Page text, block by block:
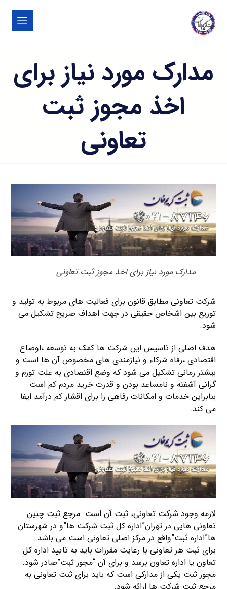
مدارک مورد نیاز برای
اخذ مجوز ثبت
تعاونی
مدارک مورد نیاز برای اخذ مجوز ثبت تعاونی
شرکت تعاونی مطابق قانون برای فعالیت های مربوط به تولید و
توزیع بین اشخاص حقیقی در جهت اهداف صریح تشکیل می
شود.
هدف اصلی از تاسیس این شرکت ها کمک به توسعه ،اوضاع
اقتصادی ،رفاه شرکاء و نیازمندی های مخصوص آن ها است و
بیشتر زمانی تشکیل می شود که وضع اقتصادی به علت تورم و
گرانی آشفته و نامساعد بودن و قدرت خرید مردم کم است
بنابراین خدمات و امکانات رفاهی را برای اقشار کم درآمد ایفا
می کند.
لازمه وجود شرکت تعاونی، ثبت آن است. مرجع ثبت چنین
تعاونی هایی در تهران”اداره کل ثبت شرکت ها”و در شهرستان
ها”اداره ثبت”واقع در مرکز اصلی تعاونی است می باشد.
برای ثبت هر تعاونی با رعایت مقررات باید به تایید اداره کل
تعاون یا اداره تعاون برسد و برای آن “مجوز ثبت”صادر شود.
مجوز ثبت یکی از مدارکی است که باید برای ثبت تعاونی به